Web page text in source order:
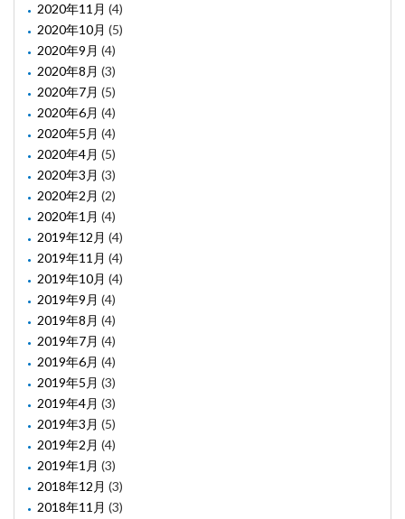
2020年11月 (4)
2020年10月 (5)
2020年9月 (4)
2020年8月 (3)
2020年7月 (5)
2020年6月 (4)
2020年5月 (4)
2020年4月 (5)
2020年3月 (3)
2020年2月 (2)
2020年1月 (4)
2019年12月 (4)
2019年11月 (4)
2019年10月 (4)
2019年9月 (4)
2019年8月 (4)
2019年7月 (4)
2019年6月 (4)
2019年5月 (3)
2019年4月 (3)
2019年3月 (5)
2019年2月 (4)
2019年1月 (3)
2018年12月 (3)
2018年11月 (3)